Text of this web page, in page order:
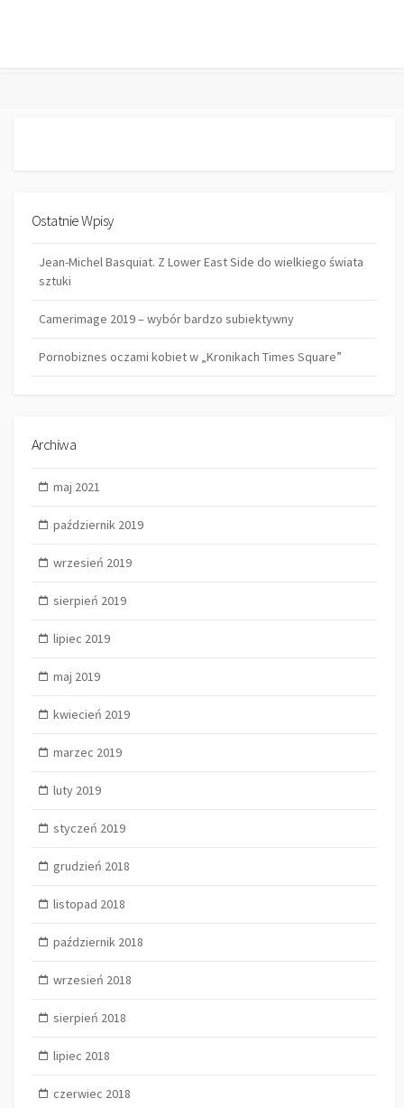
Ostatnie Wpisy
Jean-Michel Basquiat. Z Lower East Side do wielkiego świata
sztuki
Camerimage 2019 – wybór bardzo subiektywny
Pornobiznes oczami kobiet w „Kronikach Times Square”
Archiwa
maj 2021
październik 2019
wrzesień 2019
sierpień 2019
lipiec 2019
maj 2019
kwiecień 2019
marzec 2019
luty 2019
styczeń 2019
grudzień 2018
listopad 2018
październik 2018
wrzesień 2018
sierpień 2018
lipiec 2018
czerwiec 2018